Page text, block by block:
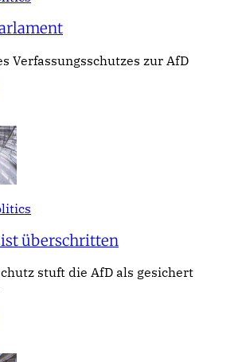
Verfassungsschutzes zur AfD
überschritten
stuft die AfD als gesichert